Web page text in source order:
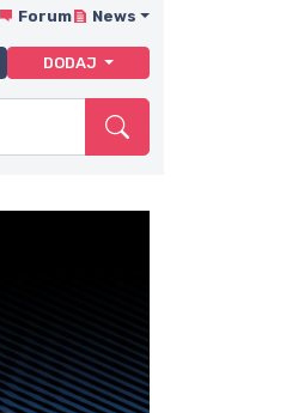
Forum News
DODAJ